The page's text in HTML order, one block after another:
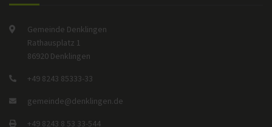
Gemeinde Denklingen
Rathausplatz 1
86920 Denklingen
+49 8243 85333-33
gemeinde@denklingen.de
+49 8243 8 53 33-544